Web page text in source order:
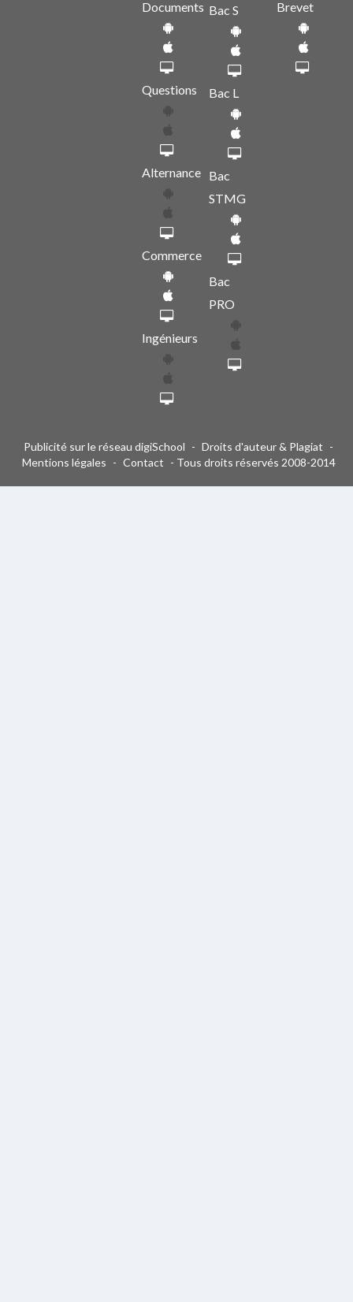
Documents
Questions
Alternance
Commerce
Ingénieurs
Bac S
Bac L
Bac
STMG
Bac
PRO
Brevet
Publicité sur le réseau digiSchool - Droits d'auteur & Plagiat -
Mentions légales - Contact - Tous droits réservés 2008-2014